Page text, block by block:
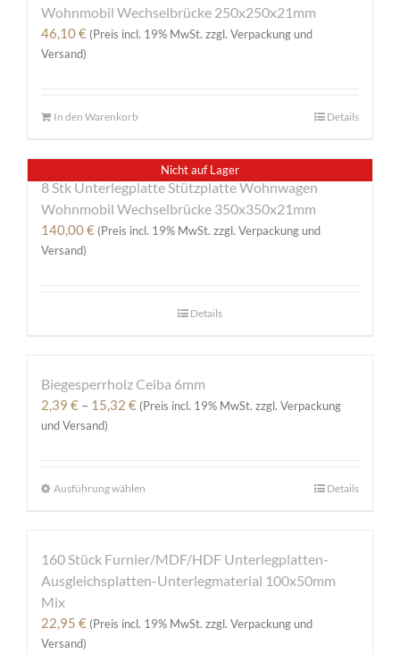
Wohnmobil Wechselbrücke 250x250x21mm
46,10€ (Preis incl. 19% MwSt. zzgl. Verpackung und
Versand)
In den Warenkorb Details
Nicht auf Lager
8 Stk Unterlegplatte Stützplatte Wohnwagen
Wohnmobil Wechselbrücke 350x350x21mm
140,00€ (Preis incl. 19% MwSt. zzgl. Verpackung und
Versand)
Details
Biegesperrholz Ceiba 6mm
2,39 € – 15,32 €Preisspanne:
(Preis incl. 19% MwSt. zzgl. Verpackung
und Versand)
Ausführung wählen
Varianten
auf.
Optionen
Details
160 Stück Furnier/MDF/HDF Unterlegplatten-
Ausgleichsplatten-Unterlegmaterial 100x50mm
Mix
22,95 € (Preis incl. 19% MwSt. zzgl. Verpackung und
Versand)